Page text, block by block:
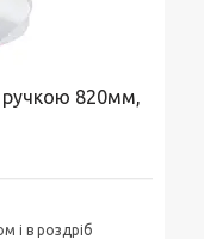
ручкою 820мм,
і в роздріб